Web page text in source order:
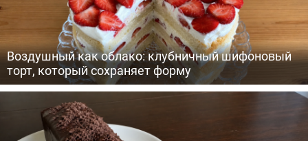
Воздушный как облако: клубничный шифоновый
торт, который сохраняет форму